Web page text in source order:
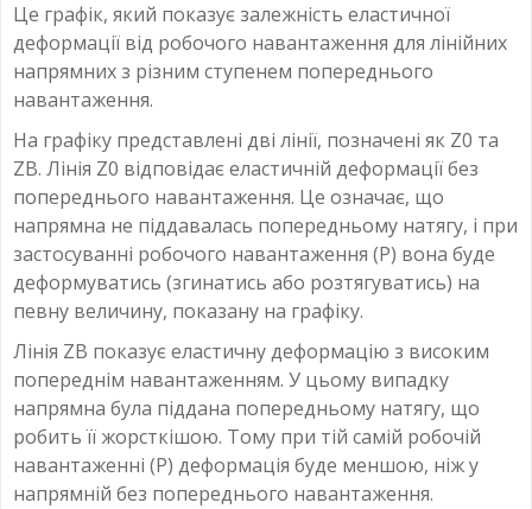
Це графік, який показує залежність еластичної
деформації від робочого навантаження для лінійних
напрямних з різним ступенем попереднього
навантаження.
На графіку представлені дві лінії, позначені як Z0 та
ZB. Лінія Z0 відповідає еластичній деформації без
попереднього навантаження. Це означає, що
напрямна не піддавалась попередньому натягу, і при
застосуванні робочого навантаження (P) вона буде
деформуватись (згинатись або розтягуватись) на
певну величину, показану на графіку.
Лінія ZB показує еластичну деформацію з високим
попереднім навантаженням. У цьому випадку
напрямна була піддана попередньому натягу, що
робить її жорсткішою. Тому при тій самій робочій
навантаженні (P) деформація буде меншою, ніж у
напрямній без попереднього навантаження.